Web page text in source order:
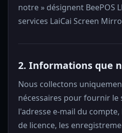
notre » désignent BeePOS
services LaiCai Screen
2. Informations que
Nous collectons
nécessaires pour fournir le
l'adresse e-mail du
de licence, les